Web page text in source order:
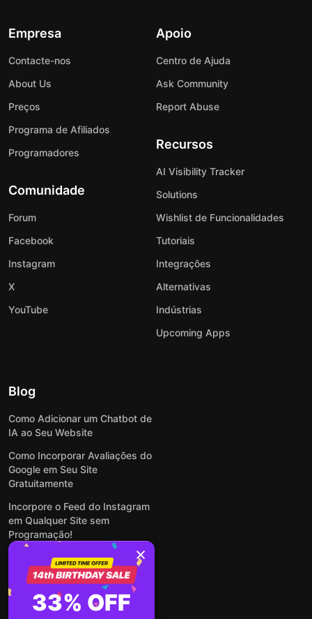
Empresa
Contacte-nos
About Us
Preços
Programa de Afiliados
Programadores
Comunidade
Forum
Facebook
Instagram
X
YouTube
Apoio
Centro de Ajuda
Ask Community
Report Abuse
Recursos
AI Visibility Tracker
Solutions
Wishlist de Funcionalidades
Tutoriais
Integrações
Alternativas
Indústrias
Upcoming Apps
Blog
Como Adicionar um Chatbot de
IA ao Seu Website
Como Incorporar Avaliações do
Google em Seu Site
Gratuitamente
Incorpore o Feed do Instagram
em Qualquer Site sem
Programação!
Como Incorporar Formulários
em Qualquer Site Online e
Gratuitamente
Como Criar Formulário para
33% OFF